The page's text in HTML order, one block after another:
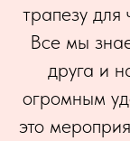
трапезу
Все мы
друга и
огромным
это